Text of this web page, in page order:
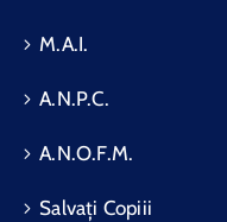
M.A.I.
A.N.P.C.
A.N.O.F.M.
Salvați Copiii